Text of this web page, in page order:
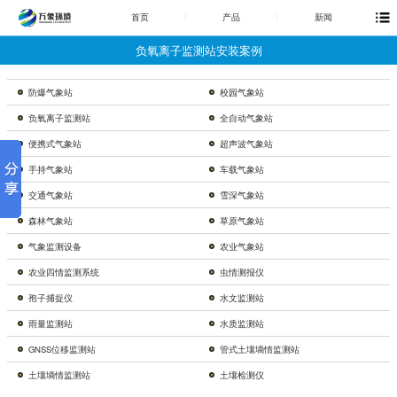
首页 产品 新闻
负氧离子监测站安装案例
防爆气象站 校园气象站
负氧离子监测站 全自动气象站
便携式气象站 超声波气象站
手持气象站 车载气象站
交通气象站 雪深气象站
森林气象站 草原气象站
气象监测设备 农业气象站
农业四情监测系统 虫情测报仪
孢子捕捉仪 水文监测站
雨量监测站 水质监测站
GNSS位移监测站 管式土壤墒情监测站
土壤墒情监测站 土壤检测仪